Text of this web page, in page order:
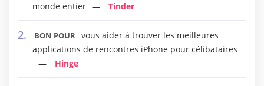
monde entier
Tinder
BON POUR vous aider à trouver les meilleures
applications de rencontres iPhone pour célibataires
Hinge